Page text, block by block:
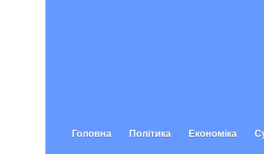
Головна Політика Економіка